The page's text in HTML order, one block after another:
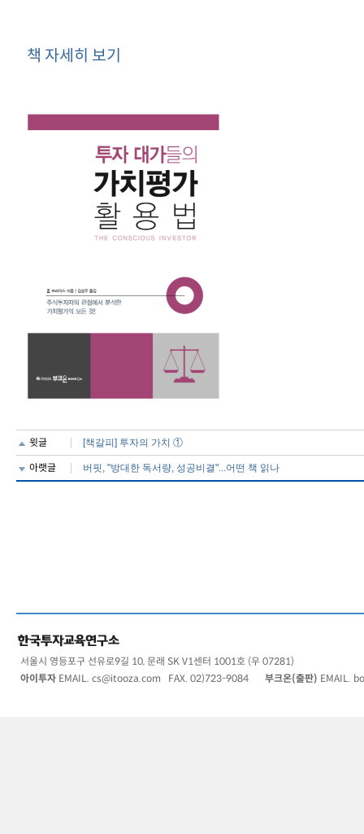
책 자세히 보기
윗글 [책갈피] 투자의 가치 ①
아랫글 버핏, "방대한 독서량, 성공비결"...어떤 책 읽나
서울시 영등포구 선유로9길 10, 문래 SK V1센터 1001호 (우 07281)
아이투자 EMAIL. cs@itooza.com FAX. 02)723-9084 부크온(출판) EMAIL.